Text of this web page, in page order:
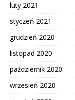
luty 2021
styczeń 2021
grudzień 2020
listopad 2020
październik 2020
wrzesień 2020